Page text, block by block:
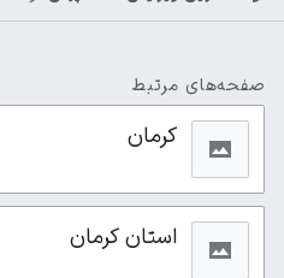
صفحه‌های مرتبط
کرمان
استان کرمان